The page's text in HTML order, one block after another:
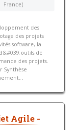
France)
des
des projets
software, la
de
des projets.
Synthèse
Agile -